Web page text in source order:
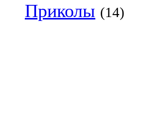
Приколы (14)